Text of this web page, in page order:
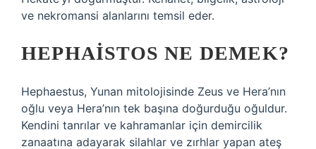
ve nekromansi alanlarını temsil eder.
HEPHAISTOS NE DEMEK?
Hephaestus, Yunan mitolojisinde Zeus ve Hera’nın
oğlu veya Hera’nın tek başına doğurduğu oğuldur.
Kendini tanrılar ve kahramanlar için demircilik
zanaatına adayarak silahlar ve zırhlar yapan ateş